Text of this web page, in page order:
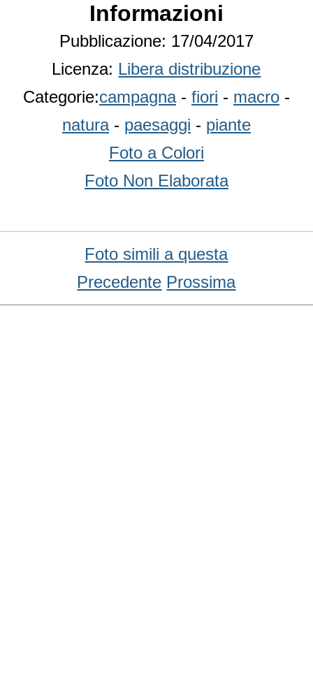
Informazioni
Pubblicazione: 17/04/2017
Licenza: Libera distribuzione
Categorie:campagna- fiori - macro -
natura- paesaggi - piante
Foto a Colori
Foto Non Elaborata
Foto simili a questa
Precedente Prossima